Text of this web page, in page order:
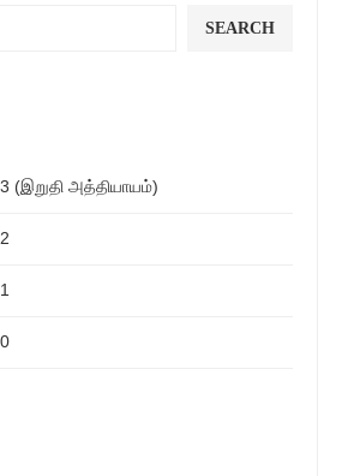
SEARCH
(இறுதி அத்தியாயம்)